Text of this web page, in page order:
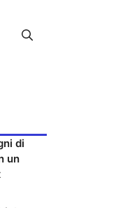
di
un